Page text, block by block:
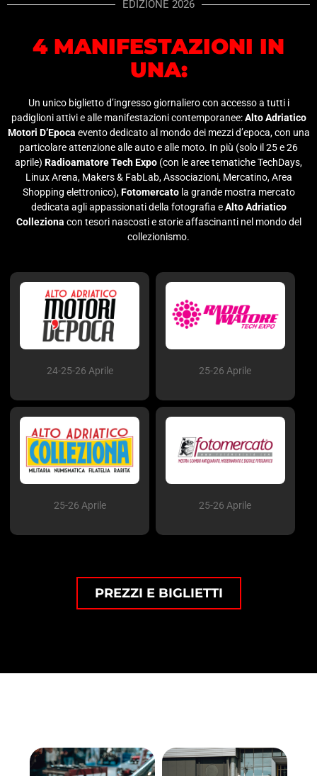
EDIZIONE 2026
4 MANIFESTAZIONI IN
UNA:
Un unico biglietto d’ingresso giornaliero con accesso a tutti i
padiglioni attivi e alle manifestazioni contemporanee:Alto Adriatico
Motori D’Epoca evento dedicato al mondo dei mezzi d’epoca, con una
particolare attenzione alle auto e alle moto. In più (solo il 25 e 26
aprile) Radioamatore Tech Expo (con le aree tematiche TechDays,
Linux Arena, Makers & FabLab, Associazioni, Mercatino, Area
Shopping elettronico),Fotomercatola grande mostra mercato
dedicata agli appassionati della fotografia eAlto Adriatico
Colleziona con tesori nascosti e storie affascinanti nel mondo del
collezionismo.
24-25-26 Aprile 25-26 Aprile
25-26 Aprile 25-26 Aprile
PREZZI E BIGLIETTI